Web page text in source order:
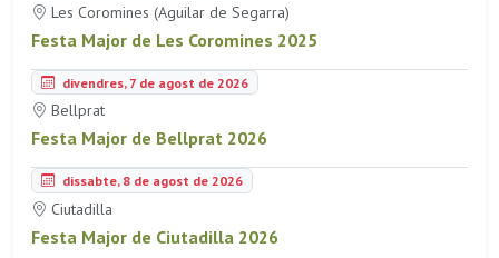
Les Coromines (Aguilar de Segarra)
Festa Major de Les Coromines 2025
divendres, 7 de agost de 2026
Bellprat
Festa Major de Bellprat 2026
dissabte, 8 de agost de 2026
Ciutadilla
Festa Major de Ciutadilla 2026